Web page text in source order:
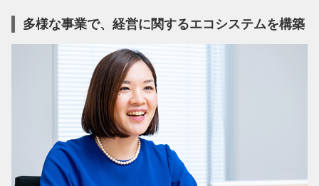
多様な事業で、経営に関するエコシステムを構築